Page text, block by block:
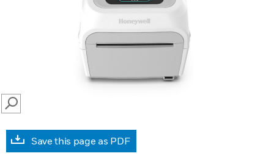
SEARCH
Save this page as PDF